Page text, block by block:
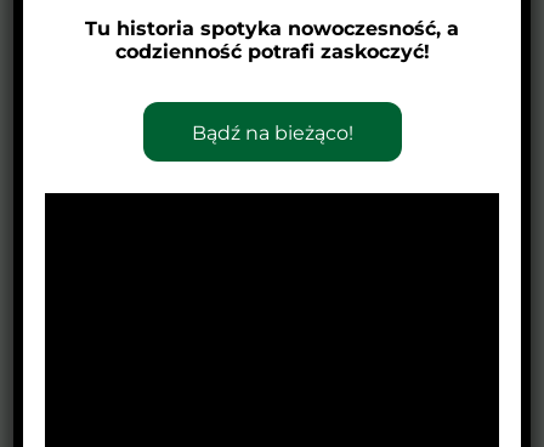
Tu historia spotyka nowoczesność, a
codzienność potrafi zaskoczyć!
Bądź na bieżąco!